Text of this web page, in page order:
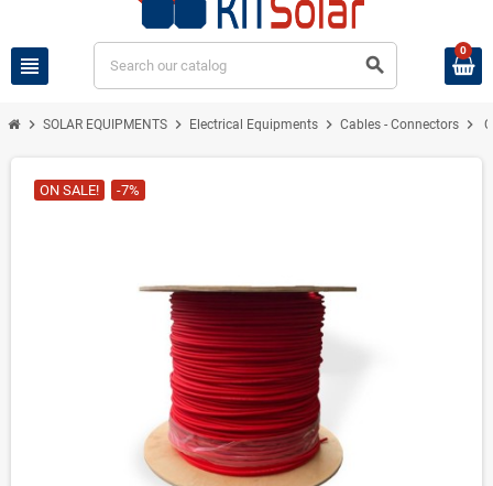
view_headline search
0
chevron_right SOLAR EQUIPMENTS chevron_right Electrical Equipments chevron_right Cables - Connectors chevron_right
ON SALE! -7%